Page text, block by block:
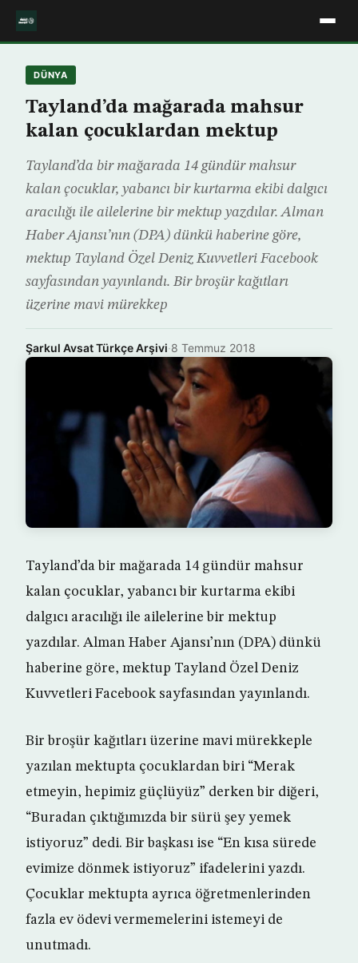
DÜNYA
Tayland’da mağarada mahsur
kalan çocuklardan mektup
Tayland’da bir mağarada 14 gündür mahsur
kalan çocuklar, yabancı bir kurtarma ekibi dalgıcı
aracılığı ile ailelerine bir mektup yazdılar. Alman
Haber Ajansı’nın (DPA) dünkü haberine göre,
mektup Tayland Özel Deniz Kuvvetleri Facebook
sayfasından yayınlandı. Bir broşür kağıtları
üzerine mavi mürekkep
Şarkul Avsat Türkçe Arşivi·8 Temmuz 2018
Tayland’da bir mağarada 14 gündür mahsur
kalan çocuklar, yabancı bir kurtarma ekibi
dalgıcı aracılığı ile ailelerine bir mektup
yazdılar. Alman Haber Ajansı’nın (DPA) dünkü
haberine göre, mektup Tayland Özel Deniz
Kuvvetleri Facebook sayfasından yayınlandı.
Bir broşür kağıtları üzerine mavi mürekkeple
yazılan mektupta çocuklardan biri “Merak
etmeyin, hepimiz güçlüyüz” derken bir diğeri,
“Buradan çıktığımızda bir sürü şey yemek
istiyoruz” dedi. Bir başkası ise “En kısa sürede
evimize dönmek istiyoruz” ifadelerini yazdı.
Çocuklar mektupta ayrıca öğretmenlerinden
fazla ev ödevi vermemelerini istemeyi de
unutmadı.